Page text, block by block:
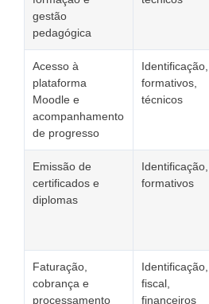
gestão
pedagógica
Acesso à
plataforma
Moodle e
acompanhamento
de progresso
Identificação,
formativos,
técnicos
Emissão de
certificados e
diplomas
Identificação,
formativos
Faturação,
cobrança e
processamento
Identificação,
fiscal,
financeiros